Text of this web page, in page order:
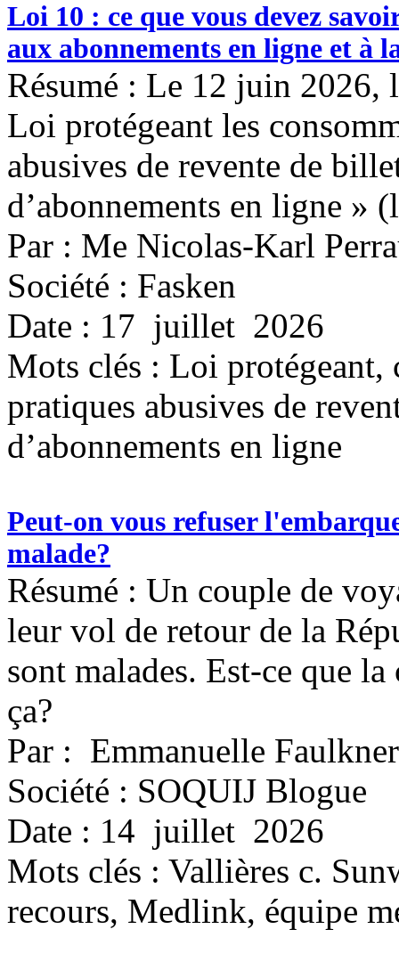
Loi 10 : ce que vous devez
aux abonnements en ligne et à
Résumé : Le 12 juin
Loi protégeant les
abusives de revente de
d’abonnements en ligne »
Par : Me Nicolas-Karl
Société : Fasken
Date : 17 juillet 2026
Mots clés : Loi protégeant,
pratiques abusives de
d’abonnements en ligne
Peut-on vous refuser
malade?
Résumé : Un couple de
leur vol de retour de la
sont malades. Est-ce que
ça?
Par : Emmanuelle Faulkner
Société : SOQUIJ Blogue
Date : 14 juillet 2026
Mots clés : Vallières c.
recours, Medlink, équipe